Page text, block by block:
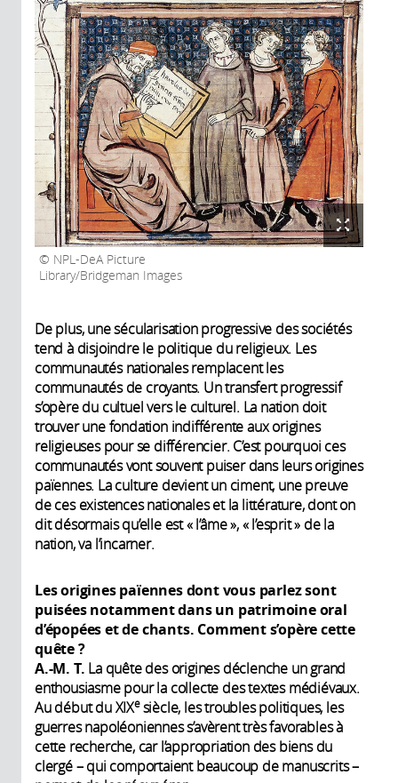
NPL-DeA Picture
Library/Bridgeman Images
De plus, une sécularisation progressive des sociétés
tend à disjoindre le politique du religieux. Les
communautés nationales remplacent les
communautés de croyants. Un transfert progressif
s’opère du cultuel vers le culturel. La nation doit
trouver une fondation indifférente aux origines
religieuses pour se différencier. C’est pourquoi ces
communautés vont souvent puiser dans leurs origines
païennes. La culture devient un ciment, une preuve
de ces existences nationales et la littérature, dont on
dit désormais qu’elle est « l’âme », « l’esprit » de la
nation, va l’incarner.
Les origines païennes dont vous parlez sont
puisées notamment dans un patrimoine oral
d’épopées et de chants. Comment s’opère cette
quête ?
A.-M. T. La quête des origines déclenche un grand
enthousiasme pour la collecte des textes médiévaux.
Au début du XIXesiècle, les troubles politiques, les
guerres napoléoniennes s’avèrent très favorables à
cette recherche, car l’appropriation des biens du
clergé – qui comportaient beaucoup de manuscrits –